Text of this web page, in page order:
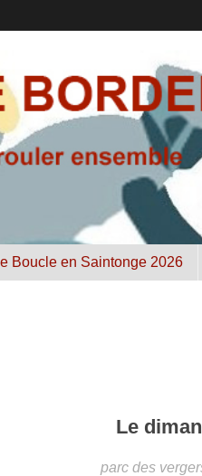
Boucle en Saintonge 2026
Le
parc des